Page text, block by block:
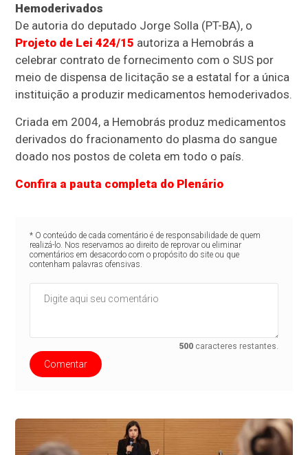
Hemoderivados
De autoria do deputado Jorge Solla (PT-BA), o
Projeto de Lei 424/15 autoriza a Hemobrás a
celebrar contrato de fornecimento com o SUS por
meio de dispensa de licitação se a estatal for a única
instituição a produzir medicamentos hemoderivados.
Criada em 2004, a Hemobrás produz medicamentos
derivados do fracionamento do plasma do sangue
doado nos postos de coleta em todo o país.
Confira a pauta completa do Plenário
* O conteúdo de cada comentário é de responsabilidade de quem
realizá-lo. Nos reservamos ao direito de reprovar ou eliminar
comentários em desacordo com o propósito do site ou que
contenham palavras ofensivas.
500 caracteres restantes.
Comentar